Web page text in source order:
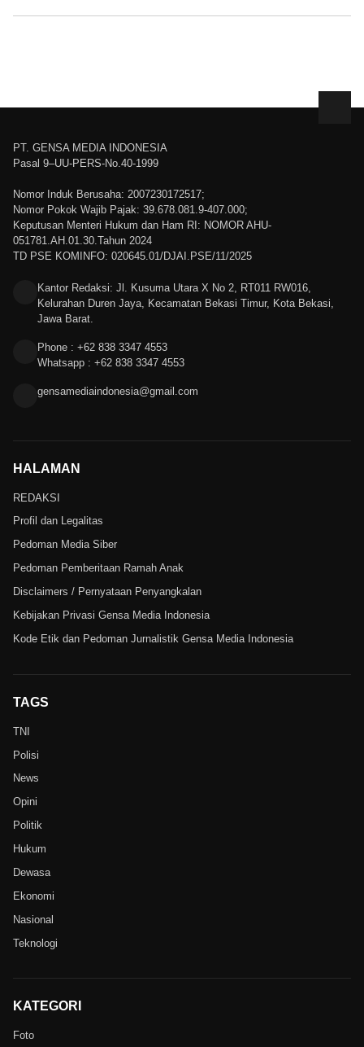
PT. GENSA MEDIA INDONESIA
Pasal 9–UU-PERS-No.40-1999
Nomor Induk Berusaha: 2007230172517;
Nomor Pokok Wajib Pajak: 39.678.081.9-407.000;
Keputusan Menteri Hukum dan Ham RI: NOMOR AHU-
051781.AH.01.30.Tahun 2024
TD PSE KOMINFO: 020645.01/DJAI.PSE/11/2025
Kantor Redaksi: Jl. Kusuma Utara X No 2, RT011 RW016,
Kelurahan Duren Jaya, Kecamatan Bekasi Timur, Kota Bekasi,
Jawa Barat.
Phone : +62 838 3347 4553
Whatsapp : +62 838 3347 4553
gensamediaindonesia@gmail.com
HALAMAN
REDAKSI
Profil dan Legalitas
Pedoman Media Siber
Pedoman Pemberitaan Ramah Anak
Disclaimers / Pernyataan Penyangkalan
Kebijakan Privasi Gensa Media Indonesia
Kode Etik dan Pedoman Jurnalistik Gensa Media Indonesia
TAGS
TNI
Polisi
News
Opini
Politik
Hukum
Dewasa
Ekonomi
Nasional
Teknologi
KATEGORI
Foto